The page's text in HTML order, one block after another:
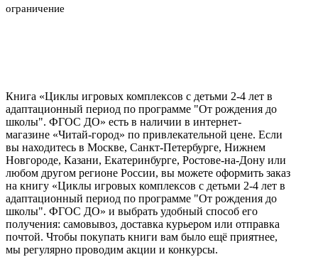
ограничение
Книга «Циклы игровых комплексов с детьми 2-4 лет в
адаптационный период по программе "От рождения до
школы". ФГОС ДО» есть в наличии в интернет-
магазине «Читай-город» по привлекательной цене. Если
вы находитесь в Москве, Санкт-Петербурге, Нижнем
Новгороде, Казани, Екатеринбурге, Ростове-на-Дону или
любом другом регионе России, вы можете оформить заказ
на книгу «Циклы игровых комплексов с детьми 2-4 лет в
адаптационный период по программе "От рождения до
школы". ФГОС ДО» и выбрать удобный способ его
получения: самовывоз, доставка курьером или отправка
почтой. Чтобы покупать книги вам было ещё приятнее,
мы регулярно проводим акции и конкурсы.